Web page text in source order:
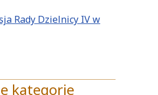
Rady Dzielnicy IV w